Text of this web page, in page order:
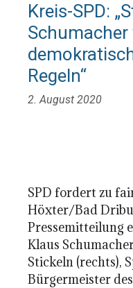
Kreis-SPD:
Schumacher
Regeln“
2. August 2020
SPD fordert zu
Höxter/Bad
Pressemitteilung
Klaus
Stickeln (rechts),
Bürgermeister